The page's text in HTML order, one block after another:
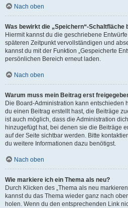
Nach oben
Was bewirkt die „Speichern“-
Hiermit kannst du die geschriebene
späteren Zeitpunkt vervollständigen und
kannst du mit der Funktion „Gespeicherte
persönlichen Bereich erneut laden.
Nach oben
Warum muss mein Beitrag erst
Die Board-Administration kann entschieden
du einen Beitrag erstellt hast, die Beiträge
ist auch möglich, dass die Administration
hinzugefügt hat, bei denen sie die Beiträge
auf der Seite sichtbar werden. Bitte
du weitere Informationen dazu benötigst.
Nach oben
Wie markiere ich ein Thema als neu?
Durch Klicken des „Thema als neu
kannst du das Thema wieder ganz nach
holen. Wenn du den entsprechenden Link